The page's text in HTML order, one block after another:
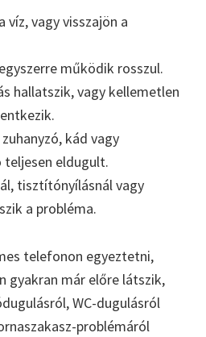
víz, vagy visszajön a
működik rosszul.
hallatszik, vagy kellemetlen
kád vagy
eldugult.
tisztítónyílásnál vagy
a probléma.
telefonon egyeztetni,
gyakran már előre látszik,
WC-dugulásról
problémáról